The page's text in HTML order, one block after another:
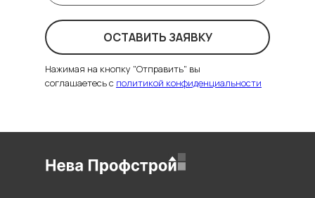
ОСТАВИТЬ ЗАЯВКУ
Нажимая на кнопку "Отправить" вы
соглашаетесь с политикой конфиденциальности